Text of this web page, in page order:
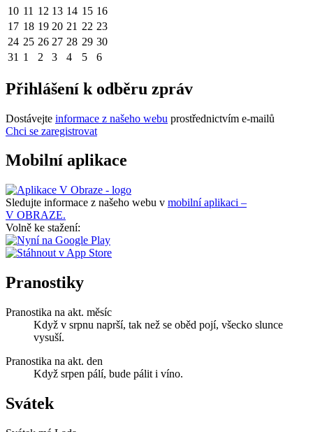
10 11 12 13 14 15 16
17 18 19 20 21 22 23
24 25 26 27 28 29 30
31 1 2 3 4 5 6
Přihlášení k odběru zpráv
Dostávejte informace z našeho webu prostřednictvím e-mailů
Chci se zaregistrovat
Mobilní aplikace
Sledujte informace z našeho webu v mobilní aplikaci –
V OBRAZE.
Volně ke stažení:
Pranostiky
Pranostika na akt. měsíc
Když v srpnu naprší, tak než se oběd pojí, všecko slunce
vysuší.
Pranostika na akt. den
Když srpen pálí, bude pálit i víno.
Svátek